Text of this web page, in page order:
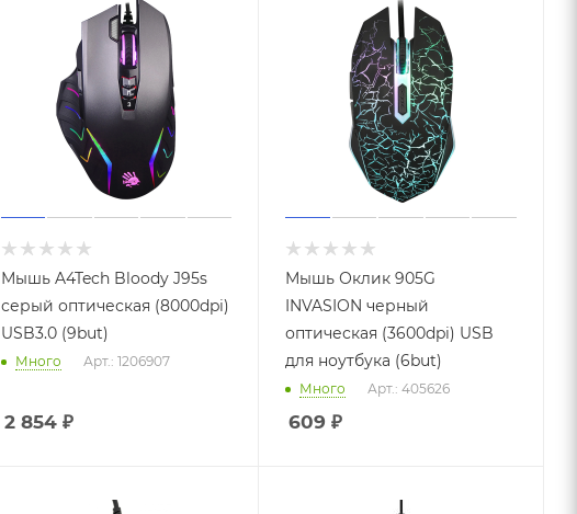
Мышь A4Tech Bloody J95s
серый оптическая (8000dpi)
USB3.0 (9but)
Много Арт.: 1206907
2 854₽
Мышь Оклик 905G
INVASION черный
оптическая (3600dpi) USB
для ноутбука (6but)
Много Арт.: 405626
609 ₽